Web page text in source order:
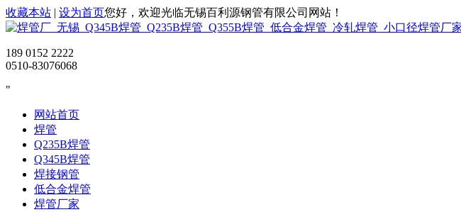
收藏本站 | 设为首页您好，欢迎光临无锡百利源钢管有限公司网站！
189 0152 2222
0510-83076068
网站首页
焊管
Q235B焊管
Q345B焊管
焊接钢管
低合金焊管
焊管厂家